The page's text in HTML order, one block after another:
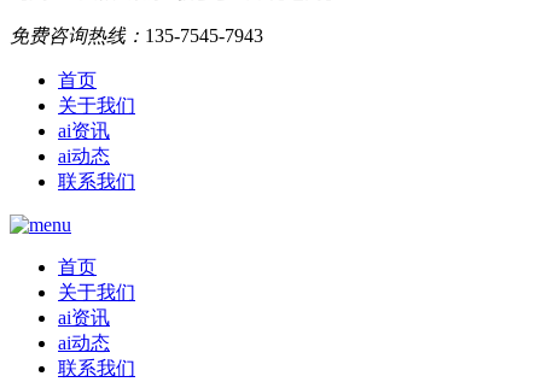
免费咨询热线： 135-7545-7943
首页
关于我们
ai资讯
ai动态
联系我们
首页
关于我们
ai资讯
ai动态
联系我们